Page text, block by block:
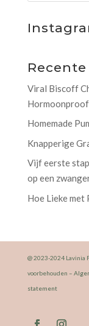
Viral Biscoff
Hormoonproof
Homemade
Knapperige
Vijf eerste
op een
Hoe Lieke met
@ 2023-2024
voorbehouden –
statement